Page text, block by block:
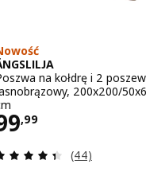
na kołdrę i 2
200x200/
,99 99,99
Recenzja:
(44)